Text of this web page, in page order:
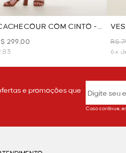
COM CINTO -
299,00
R$
6x
e promoções que
Caso continue,